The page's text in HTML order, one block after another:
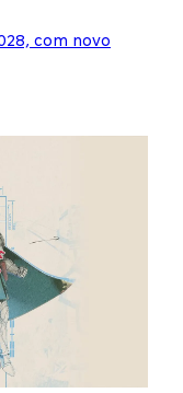
com novo